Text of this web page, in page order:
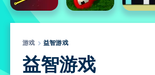
游戏 益智游戏
益智游戏